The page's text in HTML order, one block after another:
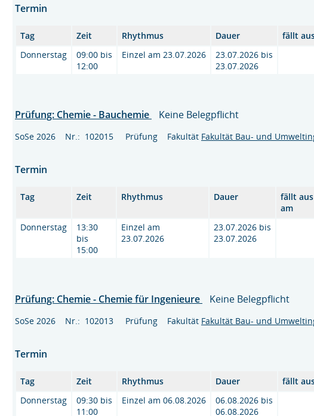
Termin
Tag Zeit Rhythmus Dauer fällt
Donnerstag
09:00 bis
12:00
Einzel am 23.07.2026
23.07.2026 bis
23.07.2026
Prüfung: Chemie - Bauchemie Keine Belegpflicht
SoSe 2026 Nr.: 102015 Prüfung Fakultät Fakultät Bau- und
Termin
Tag Zeit Rhythmus Dauer
fällt aus
am
Donnerstag
13:30
bis
15:00
Einzel am
23.07.2026
23.07.2026 bis
23.07.2026
Prüfung: Chemie - Chemie für Ingenieure Keine Belegpflicht
SoSe 2026 Nr.: 102013 Prüfung Fakultät Fakultät Bau- und
Termin
Tag Zeit Rhythmus Dauer fällt
Donnerstag
09:30 bis
11:00
Einzel am 06.08.2026
06.08.2026 bis
06.08.2026